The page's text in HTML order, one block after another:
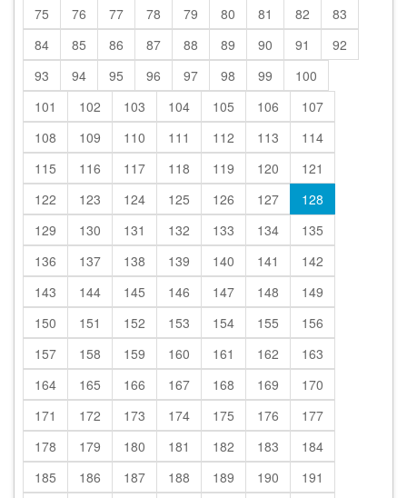
75 76 77 78 79 80 81 82
83
84
85 86 87 88 89 90 91
92
93
94 95 96 97 98 99
100
101
102 103 104 105 106
107
108
109 110 111 112 113
114
115
116 117 118 119 120
121
122
123 124 125 126 127
128
129
130 131 132 133 134
135
136
137 138 139 140 141
142
143
144 145 146 147 148
149
150
151 152 153 154 155
156
157
158 159 160 161 162
163
164
165 166 167 168 169
170
171
172 173 174 175 176
177
178
179 180 181 182 183
184
185
186 187 188 189 190
191